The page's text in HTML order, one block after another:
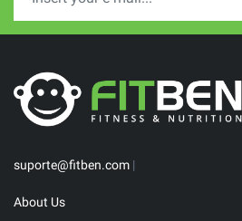
suporte@fitben.com |
About Us